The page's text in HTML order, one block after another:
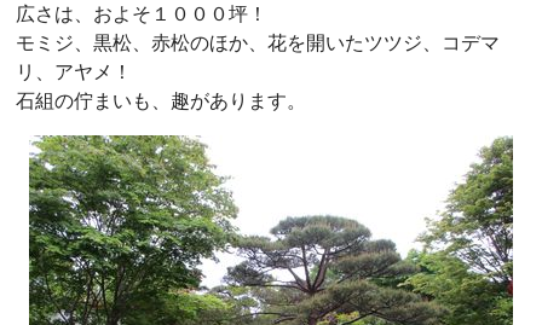
広さは、およそ１０００坪！
モミジ、黒松、赤松のほか、花を開いたツツジ、コデマ
リ、アヤメ！
石組の佇まいも、趣があります。